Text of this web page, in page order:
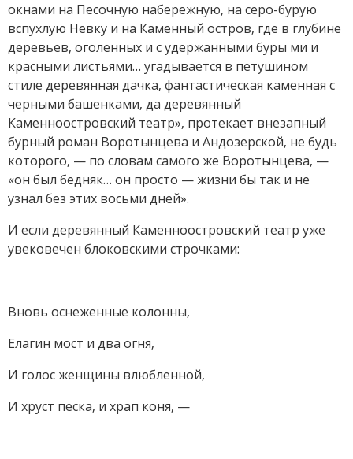
окнами на Песочную набережную, на серо-бурую
вспухлую Невку и на Каменный остров, где в глубине
деревьев, оголенных и с удержанными буры ми и
красными листьями… угадывается в петушином
стиле деревянная дачка, фантастическая каменная с
черными башенками, да деревянный
Каменноостровский театр», протекает внезапный
бурный роман Воротынцева и Андозерской, не будь
которого, — по словам самого же Воротынцева, —
«он был бедняк… он просто — жизни бы так и не
узнал без этих восьми дней».
И если деревянный Каменноостровский театр уже
увековечен блоковскими строчками:
Вновь оснеженные колонны,
Елагин мост и два огня,
И голос женщины влюбленной,
И хруст песка, и храп коня, —